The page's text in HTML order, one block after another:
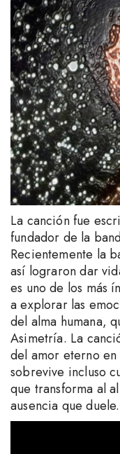
La canción fue
fundador de la
Recientemente la
así lograron dar
es uno de los más
a explorar las
del alma humana,
Asimetría. La
del amor eterno
sobrevive incluso
que transforma al
ausencia que duele.